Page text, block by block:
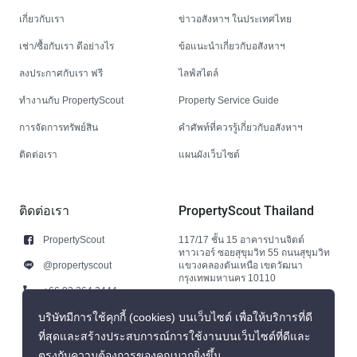
เกี่ยวกับเรา
เช่า/ซื้อกับเรา ดีอย่างไร
ลงประกาศกับเรา ฟรี
ทำงานกับ PropertyScout
การจัดการทรัพย์สิน
ติดต่อเรา
ข่าวอสังหาฯ ในประเทศไทย
ข้อแนะนำเกี่ยวกับอสังหาฯ
ไลฟ์สไตล์
Property Service Guide
คำศัพท์ที่ควรรู้เกี่ยวกับอสังหาฯ
แผนผังเว็บไซต์
ติดต่อเรา
PropertyScout
@propertyscout
+66 92 264 3444
+66 92 264 3444
contact@propertyscout.co.th
PropertyScout Thailand
117/17 ชั้น 15 อาคารปานจิตต์
ทาวเวอร์ ซอยสุขุมวิท 55 ถนนสุขุมวิท
แขวงคลองตันเหนือ เขตวัฒนา
กรุงเทพมหานคร 10110
บริษัทมีการใช้คุกกี้ (cookies) บนเว็บไซต์ เพื่อให้บริการที่ดี
ที่สุดและสร้างประสบการณ์การใช้งานบนเว็บไซต์ที่ดีและ